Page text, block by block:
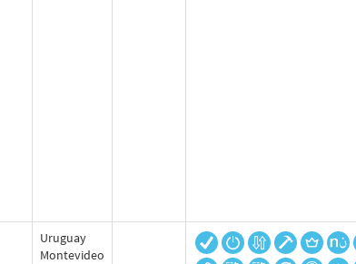
Uruguay
Montevideo